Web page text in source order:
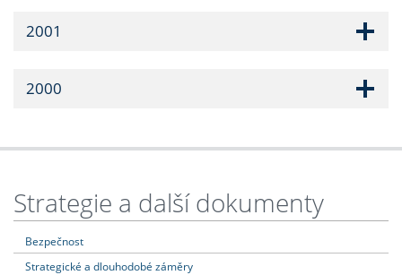
2001
2000
Strategie a další dokumenty
Bezpečnost
Strategické a dlouhodobé záměry